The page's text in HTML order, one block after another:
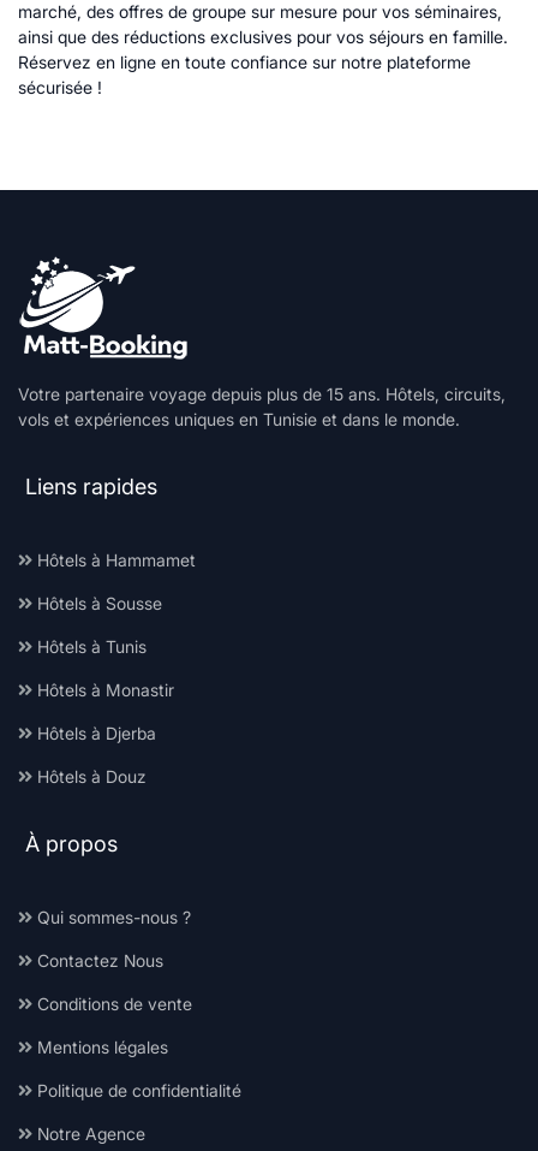
marché, des offres de groupe sur mesure pour vos séminaires,
ainsi que des réductions exclusives pour vos séjours en famille.
Réservez en ligne en toute confiance sur notre plateforme
sécurisée !
Votre partenaire voyage depuis plus de 15 ans. Hôtels, circuits,
vols et expériences uniques en Tunisie et dans le monde.
Liens rapides
Hôtels à Hammamet
Hôtels à Sousse
Hôtels à Tunis
Hôtels à Monastir
Hôtels à Djerba
Hôtels à Douz
À propos
Qui sommes-nous ?
Contactez Nous
Conditions de vente
Mentions légales
Politique de confidentialité
Notre Agence